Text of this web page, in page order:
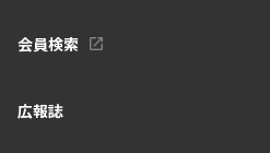
会員検索
広報誌